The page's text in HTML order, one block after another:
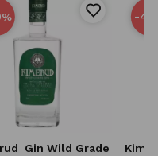
%
Gin Wild Grade
-40